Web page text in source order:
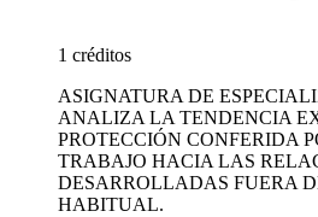
1 créditos
ASIGNATURA DE
ANALIZA LA TENDENCIA
PROTECCIÓN CONFERIDA
TRABAJO HACIA LAS
DESARROLLADAS FUERA
HABITUAL.